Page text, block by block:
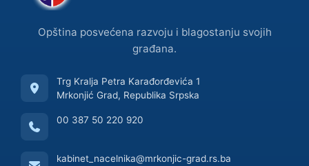
Opština posvećena razvoju i blagostanju svojih
građana.
Trg Kralja Petra Karađorđevića 1
Mrkonjić Grad, Republika Srpska
00 387 50 220 920
kabinet_nacelnika@mrkonjic-grad.rs.ba